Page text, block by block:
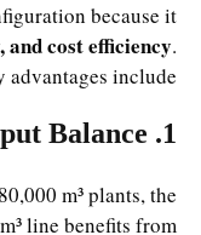
because it
and cost efficiency
advantages include:
1. Optimal Cost–Output Balance
m³ plants, the
line benefits from: